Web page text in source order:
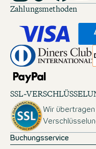
Zahlungsmethoden
SSL-
Wir
Buchungsservice